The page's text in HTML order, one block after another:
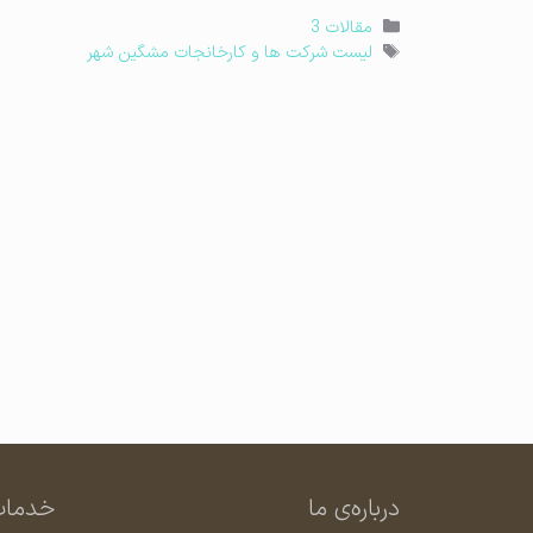
دسته‌ها
مقالات 3
برچسب‌ها
لیست شرکت ها و کارخانجات مشگین شهر
درباره‌ی ما